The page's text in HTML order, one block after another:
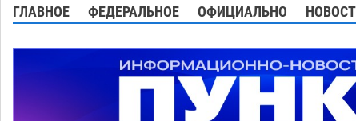
ГЛАВНОЕ ФЕДЕРАЛЬНОЕ ОФИЦИАЛЬНО